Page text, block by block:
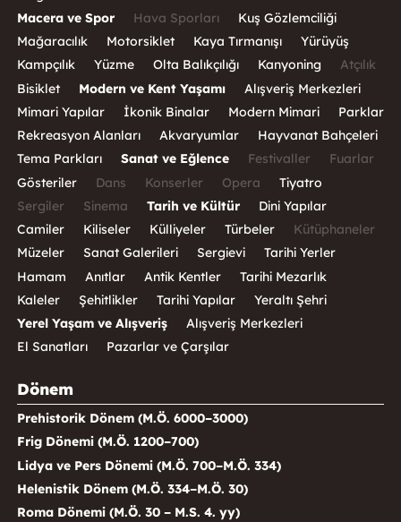
Macera ve Spor
Hava Sporları
Kuş Gözlemciliği
Mağaracılık
Motorsiklet Kaya Tırmanışı
Yürüyüş
Kampçılık
Yüzme Olta Balıkçılığı Kanyoning
Atçılık
Bisiklet
Modern ve Kent Yaşamı
Alışveriş Merkezleri
Mimari Yapılar
İkonik Binalar Modern Mimari
Parklar
Rekreasyon Alanları
Akvaryumlar
Hayvanat Bahçeleri
Tema Parkları
Sanat ve Eğlence Festivaller
Fuarlar
Gösteriler
Dans Konserler Opera
Tiyatro
Sergiler
Sinema Tarih ve Kültür
Dini Yapılar
Camiler
Kiliseler Külliyeler Türbeler
Kütüphaneler
Müzeler
Sanat Galerileri Sergievi
Tarihi Yerler
Hamam
Anıtlar Antik Kentler
Tarihi Mezarlık
Kaleler
Şehitlikler Tarihi Yapılar
Yeraltı Şehri
Yerel Yaşam ve Alışveriş
Alışveriş Merkezleri
El Sanatları
Pazarlar ve Çarşılar
Dönem
Prehistorik Dönem (M.Ö. 6000–3000)
Frig Dönemi (M.Ö. 1200–700)
Lidya ve Pers Dönemi (M.Ö. 700–M.Ö. 334)
Helenistik Dönem (M.Ö. 334–M.Ö. 30)
Roma Dönemi (M.Ö. 30 – M.S. 4. yy)